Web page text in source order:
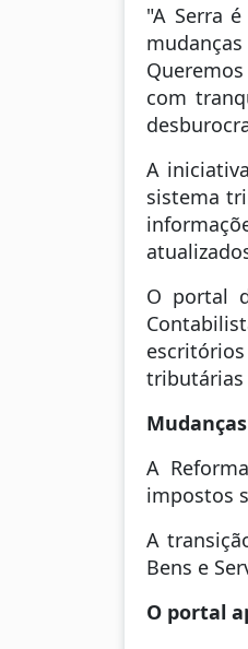
"A Serra
com
A
sistema
O portal
tributárias
A
impostos
A
Bens e
O portal